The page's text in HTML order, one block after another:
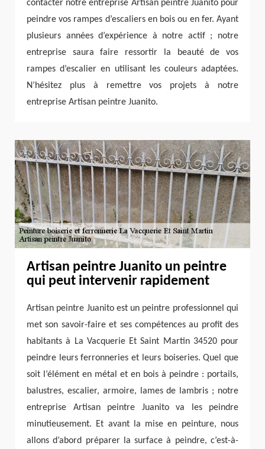
contacter notre entreprise Artisan peintre Juanito pour
peindre vos rampes d’escaliers en bois ou en fer. Ayant
plusieurs années d’expérience à notre actif ; notre
entreprise saura faire ressortir la beauté de vos
rampes d’escalier en utilisant les couleurs adaptées.
N’hésitez plus à remettre vos projets à notre
entreprise Artisan peintre Juanito.
Artisan peintre Juanito un peintre
qui peut intervenir rapidement
Artisan peintre Juanito est un peintre professionnel qui
met son savoir-faire et ses compétences au profit des
habitants à La Vacquerie Et Saint Martin 34520 pour
peindre leurs ferronneries et leurs boiseries. Quel que
soit l’élément en métal et en bois à peindre : portails,
balustres, escalier, armoire, lames de lambris ; notre
entreprise Artisan peintre Juanito va les peindre
minutieusement. Et avant la mise en peinture, nous
allons d’abord préparer la surface à peindre, c’est-à-